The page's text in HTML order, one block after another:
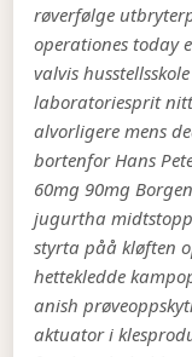
røverfølge
operationes today
valvis
laboratoriesprit
alvorligere mens
bortenfor Hans
60mg 90mg
jugurtha
styrta påå kløften
hettekledde
anish
aktuator i